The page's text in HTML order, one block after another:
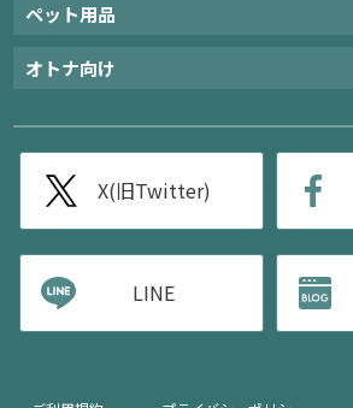
ペット用品
オトナ向け
X(旧Twitter)
LINE